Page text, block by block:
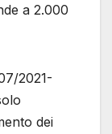
a 2.000
2021-
dei